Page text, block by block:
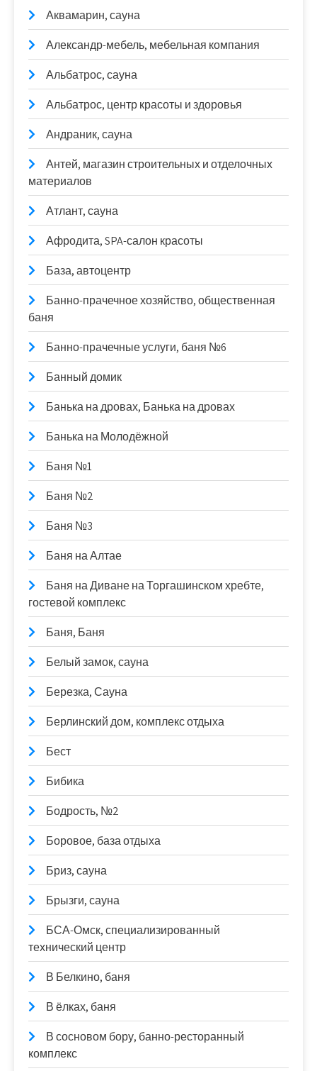
Аквамарин, сауна
Александр-мебель, мебельная компания
Альбатрос, сауна
Альбатрос, центр красоты и здоровья
Андраник, сауна
Антей, магазин строительных и отделочных
материалов
Атлант, сауна
Афродита, SPA-салон красоты
База, автоцентр
Банно-прачечное хозяйство, общественная
баня
Банно-прачечные услуги, баня №6
Банный домик
Банька на дровах, Банька на дровах
Банька на Молодёжной
Баня №1
Баня №2
Баня №3
Баня на Алтае
Баня на Диване на Торгашинском хребте,
гостевой комплекс
Баня, Баня
Белый замок, сауна
Березка, Сауна
Берлинский дом, комплекс отдыха
Бест
Бибика
Бодрость, №2
Боровое, база отдыха
Бриз, сауна
Брызги, сауна
БСА-Омск, специализированный
технический центр
В Белкино, баня
В ёлках, баня
В сосновом бору, банно-ресторанный
комплекс